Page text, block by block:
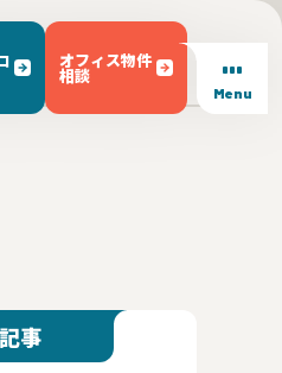
オフィス物件
相談
Menu
事